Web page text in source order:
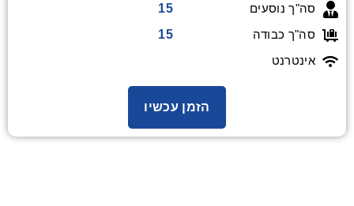
סה"ך נוסעים
15
סה"ך כבודה
15
אינטרנט
הזמן עכשיו